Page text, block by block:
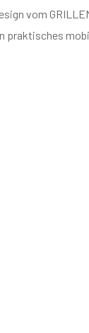
vom
praktisches